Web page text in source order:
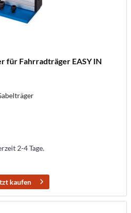
für Fahrradträger EASY IN
2-4 Tage.
kaufen